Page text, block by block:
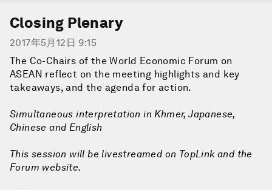
Closing Plenary
2017年5月12日 9:15
The Co-Chairs of the World Economic Forum on
ASEAN reflect on the meeting highlights and key
takeaways, and the agenda for action.
Simultaneous interpretation in Khmer, Japanese,
Chinese and English
This session will be livestreamed on TopLink and the
Forum website.